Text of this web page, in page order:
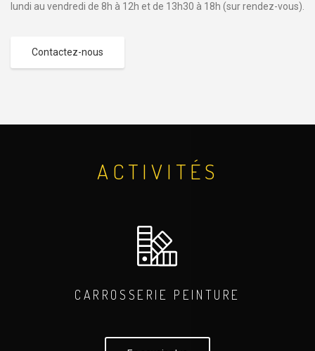
lundi au vendredi de 8h à 12h et de 13h30 à 18h (sur rendez-vous).
Contactez-nous
ACTIVITÉS
CARROSSERIE PEINTURE